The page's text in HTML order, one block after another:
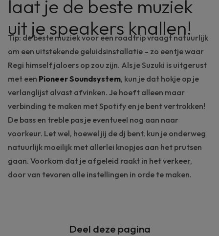
laat je de beste muziek
uit je speakers knallen!
Tip: de beste muziek voor een roadtrip vraagt natuurlijk
om een uitstekende geluidsinstallatie – zo eentje waar
Regi himself jaloers op zou zijn. Als je Suzuki is uitgerust
met een Pioneer Soundsystem, kun je dat hokje op je
verlanglijst alvast afvinken. Je hoeft alleen maar
verbinding te maken met Spotify en je bent vertrokken!
De bass en treble pas je eventueel nog aan naar
voorkeur. Let wel, hoewel jij de dj bent, kun je onderweg
natuurlijk moeilijk met allerlei knopjes aan het prutsen
gaan. Voorkom dat je afgeleid raakt in het verkeer,
door van tevoren alle instellingen in orde te maken.
Deel deze pagina